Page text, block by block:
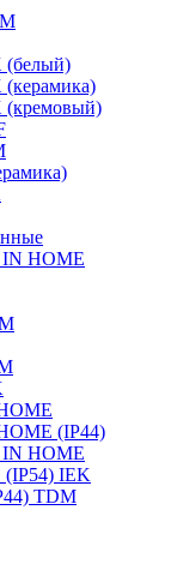
(белый)
(кремовый)
HOME
(IP44)
HOME
(IP54) IEK
TDM